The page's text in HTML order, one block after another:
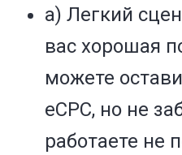
а) Легкий
вас хорошая
можете
eCPC, но не
работаете не